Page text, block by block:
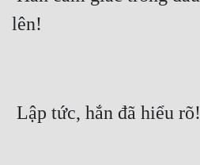
lên!
Lập tức, hắn đã hiểu rõ!